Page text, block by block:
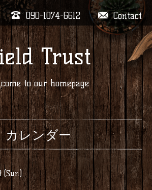
Contact
090-1074-6612
Trust
to our homepage
カレンダー
(Sun)